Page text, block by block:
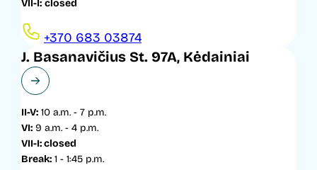
VII-I: closed
+370 683 03874
J. Basanavičius St. 97A, Kėdainiai
II-V: 10 a.m. - 7 p.m.
VI: 9 a.m. - 4 p.m.
VII-I: closed
Break: 1 - 1:45 p.m.